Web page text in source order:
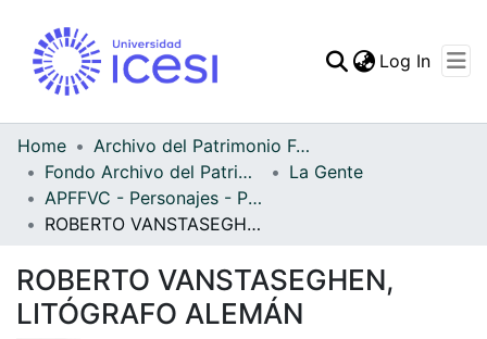
Statistics
Log In
Home
Archivo del Patrimonio Fotográfico y Fílmico del Valle del Cauca
Fondo Archivo del Patrimonio Fotográfico y Fílmico del Valle del Cauca
La Gente
APFFVC - Personajes - Patrimonial
ROBERTO VANSTASEGHEN, LITÓGRAFO ALEMÁN
ROBERTO VANSTASEGHEN,
LITÓGRAFO ALEMÁN